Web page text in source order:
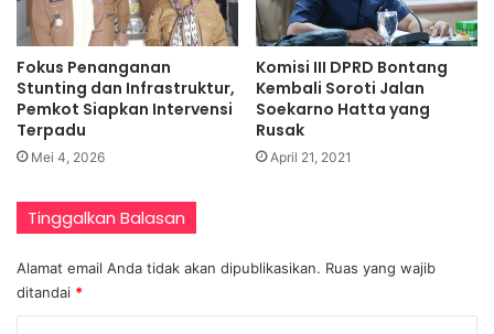
Fokus Penanganan
Stunting dan Infrastruktur,
Pemkot Siapkan Intervensi
Terpadu
Mei 4, 2026
Komisi III DPRD Bontang
Kembali Soroti Jalan
Soekarno Hatta yang
Rusak
April 21, 2021
Tinggalkan Balasan
Alamat email Anda tidak akan dipublikasikan. Ruas yang wajib
ditandai *